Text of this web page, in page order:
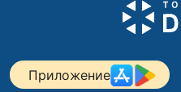
Приложение